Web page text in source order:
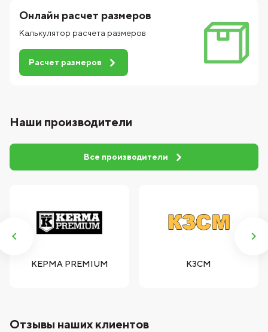
Онлайн расчет размеров
Калькулятор расчета размеров
Расчет размеров
Наши производители
Все производители
КЕРМА PREMIUM КЗСМ
Отзывы наших клиентов